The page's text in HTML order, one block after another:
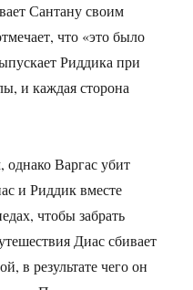
Сантану своим
что «это было
Риддика при
и каждая сторона
Варгас убит
и Риддик вместе
чтобы забрать
Диас сбивает
в результате чего он